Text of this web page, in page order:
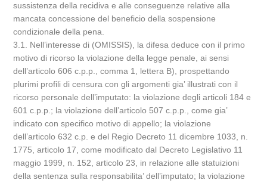
sussistenza della recidiva e alle conseguenze relative alla
mancata concessione del beneficio della sospensione
condizionale della pena.
3.1. Nell’interesse di (OMISSIS), la difesa deduce con il primo
motivo di ricorso la violazione della legge penale, ai sensi
dell’articolo 606 c.p.p., comma 1, lettera B), prospettando
plurimi profili di censura con gli argomenti gia’ illustrati con il
ricorso personale dell’imputato: la violazione degli articoli 184 e
601 c.p.p.; la violazione dell’articolo 507 c.p.p., come gia’
indicato con specifico motivo di appello; la violazione
dell’articolo 632 c.p. e del Regio Decreto 11 dicembre 1033, n.
1775, articolo 17, come modificato dal Decreto Legislativo 11
maggio 1999, n. 152, articolo 23, in relazione alle statuizioni
della sentenza sulla responsabilita’ dell’imputato; la violazione